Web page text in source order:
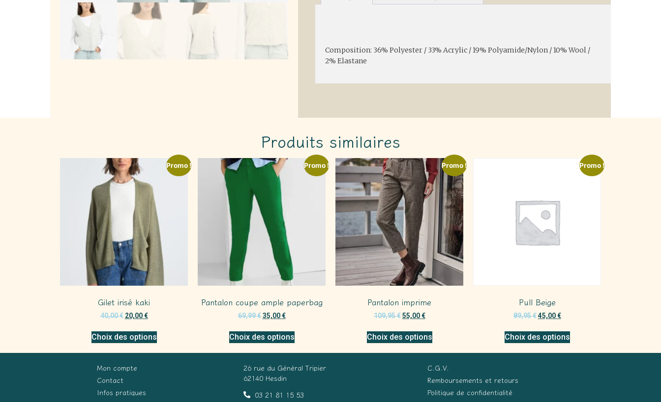
Composition: 36% Polyester / 33% Acrylic / 19% Polyamide/Nylon / 10% Wool /
2% Elastane
Produits similaires
Promo !
Gilet irisé kaki
40,00€ 20,00€
Choix des options
Promo !
Pantalon coupe ample paperbag
69,99€ 35,00€
Choix des options
Promo !
Pantalon imprime
109,95€ 55,00€
Choix des options
Promo !
Pull Beige
89,95€ 45,00€
Choix des options
Mon compte
Contact
Infos pratiques
26 rue du Général Tripier
62140 Hesdin
03 21 81 15 53
C.G.V.
Remboursements et retours
Politique de confidentialité